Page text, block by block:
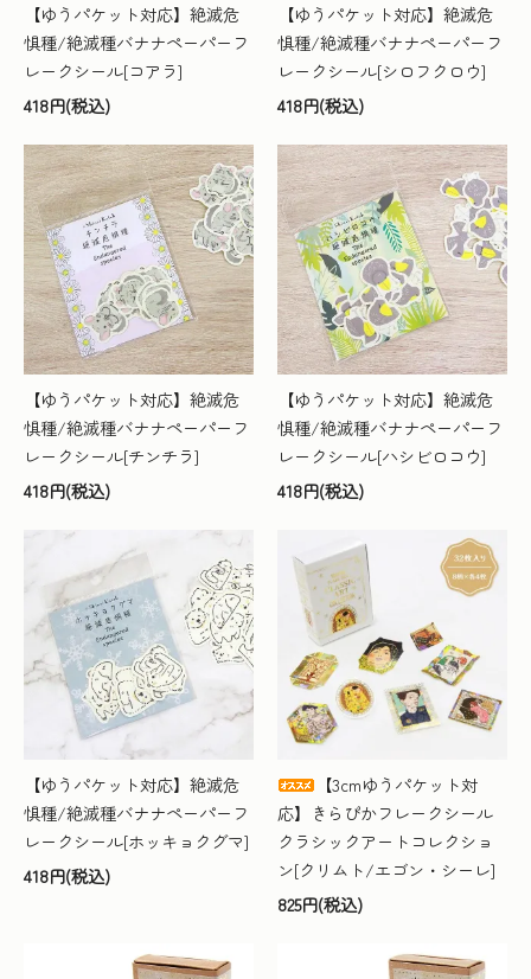
【ゆうパケット対応】絶滅危
惧種/絶滅種バナナペーパーフ
レークシール[コアラ]
418円(税込)
【ゆうパケット対応】絶滅危
惧種/絶滅種バナナペーパーフ
レークシール[シロフクロウ]
418円(税込)
【ゆうパケット対応】絶滅危
惧種/絶滅種バナナペーパーフ
レークシール[チンチラ]
418円(税込)
【ゆうパケット対応】絶滅危
惧種/絶滅種バナナペーパーフ
レークシール[ハシビロコウ]
418円(税込)
【ゆうパケット対応】絶滅危
惧種/絶滅種バナナペーパーフ
レークシール[ホッキョクグマ]
418円(税込)
【3cmゆうパケット対
応】きらぴかフレークシール
クラシックアートコレクショ
ン[クリムト/エゴン・シーレ]
825円(税込)